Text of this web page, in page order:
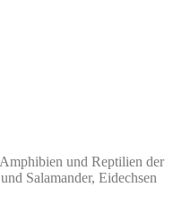
und Reptilien der
Salamander, Eidechsen